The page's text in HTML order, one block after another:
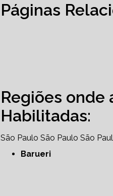
Páginas
Regiões onde
Habilitadas:
São Paulo São Paulo São
Barueri